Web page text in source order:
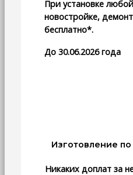
При установке
новостройке,
бесплатно*.
До 30.06.2026 года
Изготовление
Никаких доплат за